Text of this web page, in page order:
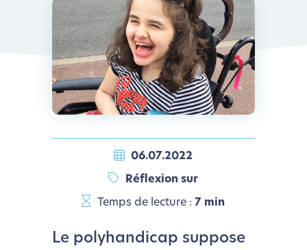
06.07.2022
Réflexion sur
Temps de lecture : 7 min
Le polyhandicap suppose